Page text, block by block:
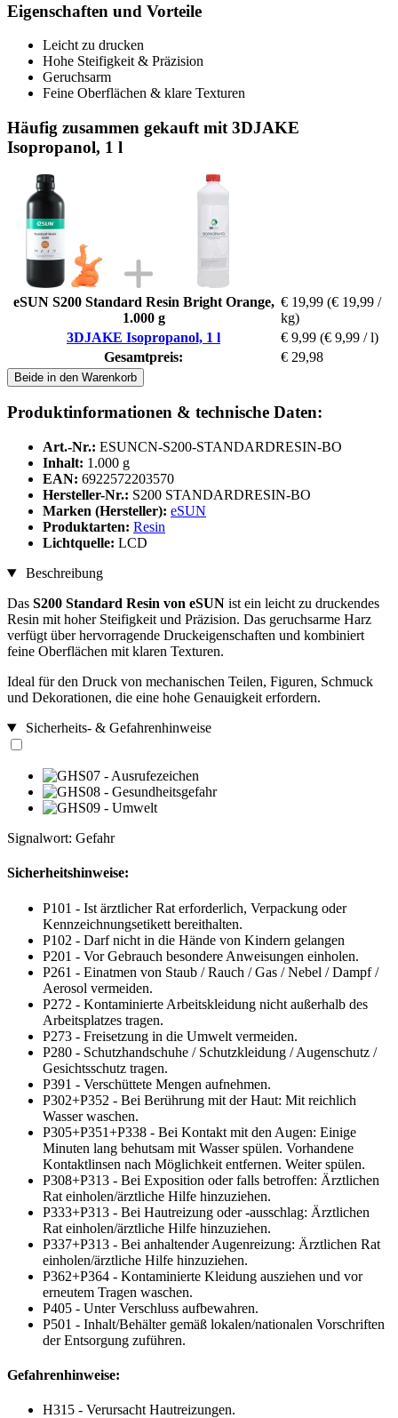
Eigenschaften und Vorteile
Leicht zu drucken
Hohe Steifigkeit & Präzision
Geruchsarm
Feine Oberflächen & klare Texturen
Häufig zusammen gekauft mit 3DJAKE
Isopropanol, 1 l
eSUN S200 Standard Resin Bright Orange,
1.000 g
€ 19,99 (€ 19,99 /
kg)
3DJAKE Isopropanol, 1 l
€ 9,99 (€ 9,99 / l)
Gesamtpreis:
€ 29,98
Beide in den Warenkorb
Produktinformationen & technische Daten:
Art.-Nr.: ESUNCN-S200-STANDARDRESIN-BO
Inhalt: 1.000 g
EAN: 6922572203570
Hersteller-Nr.: S200 STANDARDRESIN-BO
Marken (Hersteller): eSUN
Produktarten: Resin
Lichtquelle: LCD
Beschreibung
Das S200 Standard Resin von eSUN ist ein leicht zu druckendes
Resin mit hoher Steifigkeit und Präzision. Das geruchsarme Harz
verfügt über hervorragende Druckeigenschaften und kombiniert
feine Oberflächen mit klaren Texturen.
Ideal für den Druck von mechanischen Teilen, Figuren, Schmuck
und Dekorationen, die eine hohe Genauigkeit erfordern.
Sicherheits- & Gefahrenhinweise
Signalwort: Gefahr
Sicherheitshinweise:
P101 - Ist ärztlicher Rat erforderlich, Verpackung oder
Kennzeichnungsetikett bereithalten.
P102 - Darf nicht in die Hände von Kindern gelangen
P201 - Vor Gebrauch besondere Anweisungen einholen.
P261 - Einatmen von Staub / Rauch / Gas / Nebel / Dampf /
Aerosol vermeiden.
P272 - Kontaminierte Arbeitskleidung nicht außerhalb des
Arbeitsplatzes tragen.
P273 - Freisetzung in die Umwelt vermeiden.
P280 - Schutzhandschuhe / Schutzkleidung / Augenschutz /
Gesichtsschutz tragen.
P391 - Verschüttete Mengen aufnehmen.
P302+P352 - Bei Berührung mit der Haut: Mit reichlich
Wasser waschen.
P305+P351+P338 - Bei Kontakt mit den Augen: Einige
Minuten lang behutsam mit Wasser spülen. Vorhandene
Kontaktlinsen nach Möglichkeit entfernen. Weiter spülen.
P308+P313 - Bei Exposition oder falls betroffen: Ärztlichen
Rat einholen/ärztliche Hilfe hinzuziehen.
P333+P313 - Bei Hautreizung oder -ausschlag: Ärztlichen
Rat einholen/ärztliche Hilfe hinzuziehen.
P337+P313 - Bei anhaltender Augenreizung: Ärztlichen Rat
einholen/ärztliche Hilfe hinzuziehen.
P362+P364 - Kontaminierte Kleidung ausziehen und vor
erneutem Tragen waschen.
P405 - Unter Verschluss aufbewahren.
P501 - Inhalt/Behälter gemäß lokalen/nationalen Vorschriften
der Entsorgung zuführen.
Gefahrenhinweise:
H315 - Verursacht Hautreizungen.